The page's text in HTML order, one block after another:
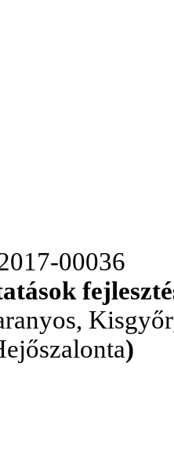
00036
)